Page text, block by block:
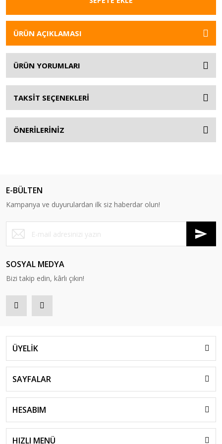
ÜRÜN AÇIKLAMASI
ÜRÜN YORUMLARI
TAKSİT SEÇENEKLERİ
ÖNERİLERİNİZ
E-BÜLTEN
Kampanya ve duyurulardan ilk siz haberdar olun!
SOSYAL MEDYA
Bizi takip edin, kârlı çıkın!
ÜYELİK
SAYFALAR
HESABIM
HIZLI MENÜ